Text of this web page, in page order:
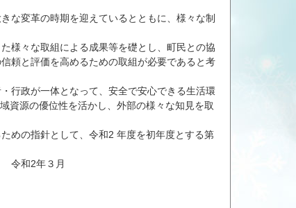
な変革の時期を迎えているとともに、様々な制
様々な取組による成果等を礎とし、町民との協
頼と評価を高めるための取組が必要であると考
行政が一体となって、安全で安心できる生活環
資源の優位性を活かし、外部の様々な知見を取
めの指針として、令和2 年度を初年度とする第